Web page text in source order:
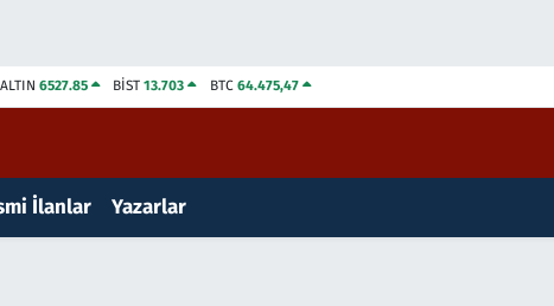
ALTIN 6527.85 BİST13.703 BTC 64.475,47
İlanlar Yazarlar